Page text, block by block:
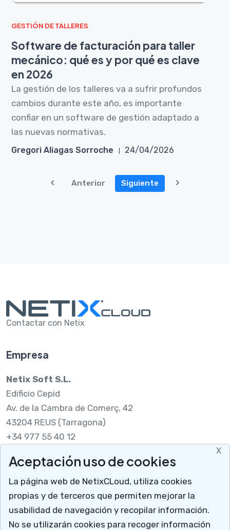
GESTIÓN DE TALLERES
Software de facturación para taller
mecánico: qué es y por qué es clave
en 2026
La gestión de los talleres va a sufrir profundos
cambios durante este año, es importante
confiar en un software de gestión adaptado a
las nuevas normativas.
Gregori Aliagas Sorroche 24/04/2026
Anterior Siguiente
X
Aceptación uso de cookies
La página web de NetixCLoud, utiliza cookies
propias y de terceros que permiten mejorar la
usabilidad de navegación y recopilar información.
No se utilizarán cookies para recoger información
Contactar con Netix
Empresa
Netix Soft S.L.
Edificio Cepid
Av. de la Cambra de Comerç, 42
43204 REUS (Tarragona)
+34 977 55 40 12
Legal
Nota legal
RGPDUE
Cómo llegar